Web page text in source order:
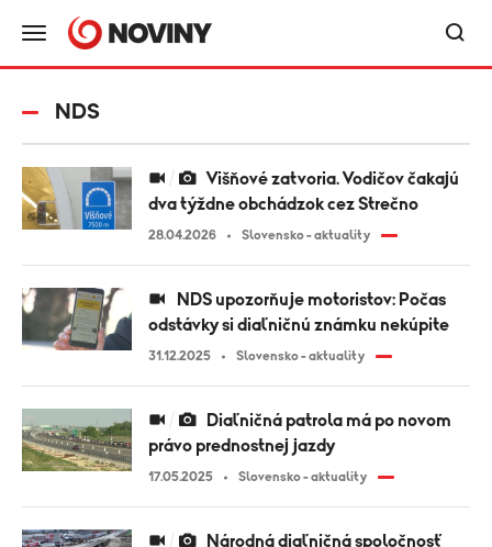
NDS
dva týždne obchádzok cez Strečno
28.04.2026 Slovensko - aktuality
odstávky si diaľničnú známku nekúpite
31.12.2025 Slovensko - aktuality
právo prednostnej jazdy
17.05.2025 Slovensko - aktuality